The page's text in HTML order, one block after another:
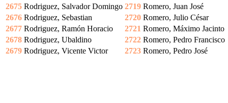
2675 Rodriguez, Salvador Domingo 2719 Romero, Juan José
2676 Rodriguez, Sebastian 2720 Romero, Julio César
2677 Rodriguez, Ramón Horacio 2721 Romero, Máximo Jacinto
2678 Rodriguez, Ubaldino 2722 Romero, Pedro Francisco
2679 Rodriguez, Vicente Victor 2723 Romero, Pedro José